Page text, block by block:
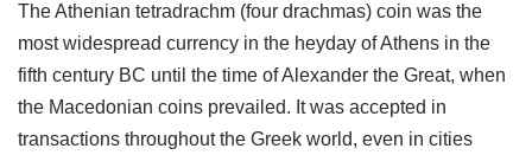
The Athenian tetradrachm (four drachmas) coin was the
most widespread currency in the heyday of Athens in the
fifth century BC until the time of Alexander the Great, when
the Macedonian coins prevailed. It was accepted in
transactions throughout the Greek world, even in cities